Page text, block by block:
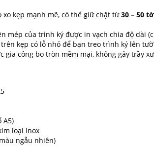
xo kẹp mạnh mẽ, có thể giữ chặt từ30 – 50 tờ
mép của trình ký được in vạch chia độ dài
trên kẹp có lỗ nhỏ để bạn treo trình ký lên
gia công bo tròn mềm mại, không gây trầy
A5)
loại Inox
ngẫu nhiên)